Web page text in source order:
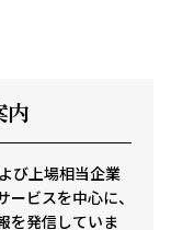
内
び上場相当企業
ビスを中心に、
を発信していま